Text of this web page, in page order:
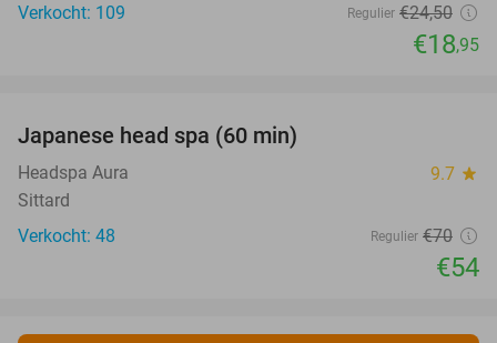
Verkocht: 109
Regulier €24,50
€18,95
Japanese head spa (60 min)
Headspa Aura 9.7 star
Sittard
Verkocht: 48
Regulier €70
€54